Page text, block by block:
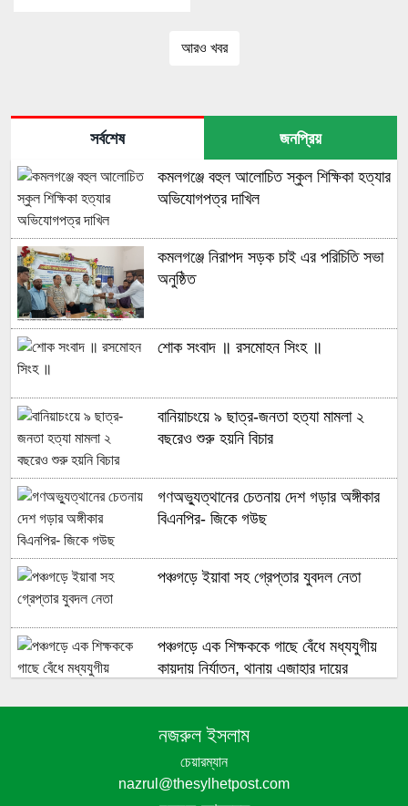
আরও খবর
সর্বশেষ জনপ্রিয়
কমলগঞ্জে বহুল আলোচিত স্কুল শিক্ষিকা হত্যার
অভিযোগপত্র দাখিল
কমলগঞ্জে নিরাপদ সড়ক চাই এর পরিচিতি সভা
অনুষ্ঠিত
শোক সংবাদ ॥ রসমোহন সিংহ ॥
বানিয়াচংয়ে ৯ ছাত্র-জনতা হত্যা মামলা ২
বছরেও শুরু হয়নি বিচার
গণঅভ্যুত্থানের চেতনায় দেশ গড়ার অঙ্গীকার
বিএনপির- জিকে গউছ
পঞ্চগড়ে ইয়াবা সহ গ্রেপ্তার যুবদল নেতা
পঞ্চগড়ে এক শিক্ষককে গাছে বেঁধে মধ্যযুগীয়
কায়দায় নির্যাতন, থানায় এজাহার দায়ের
শেখ হাসিনার দুঃসাহসিক ডিসেম্বর অভিযাত্রা
সরকার কী তাকে ঠেকাতে পারবে ||
নজরুল ইসলাম
চেয়ারম্যান
nazrul@thesylhetpost.com